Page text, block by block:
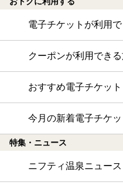
電子チケットが利用
クーポンが利用でき
おすすめ電子チケッ
今月の新着電子チケ
特集・ニュース
ニフティ温泉ニュース